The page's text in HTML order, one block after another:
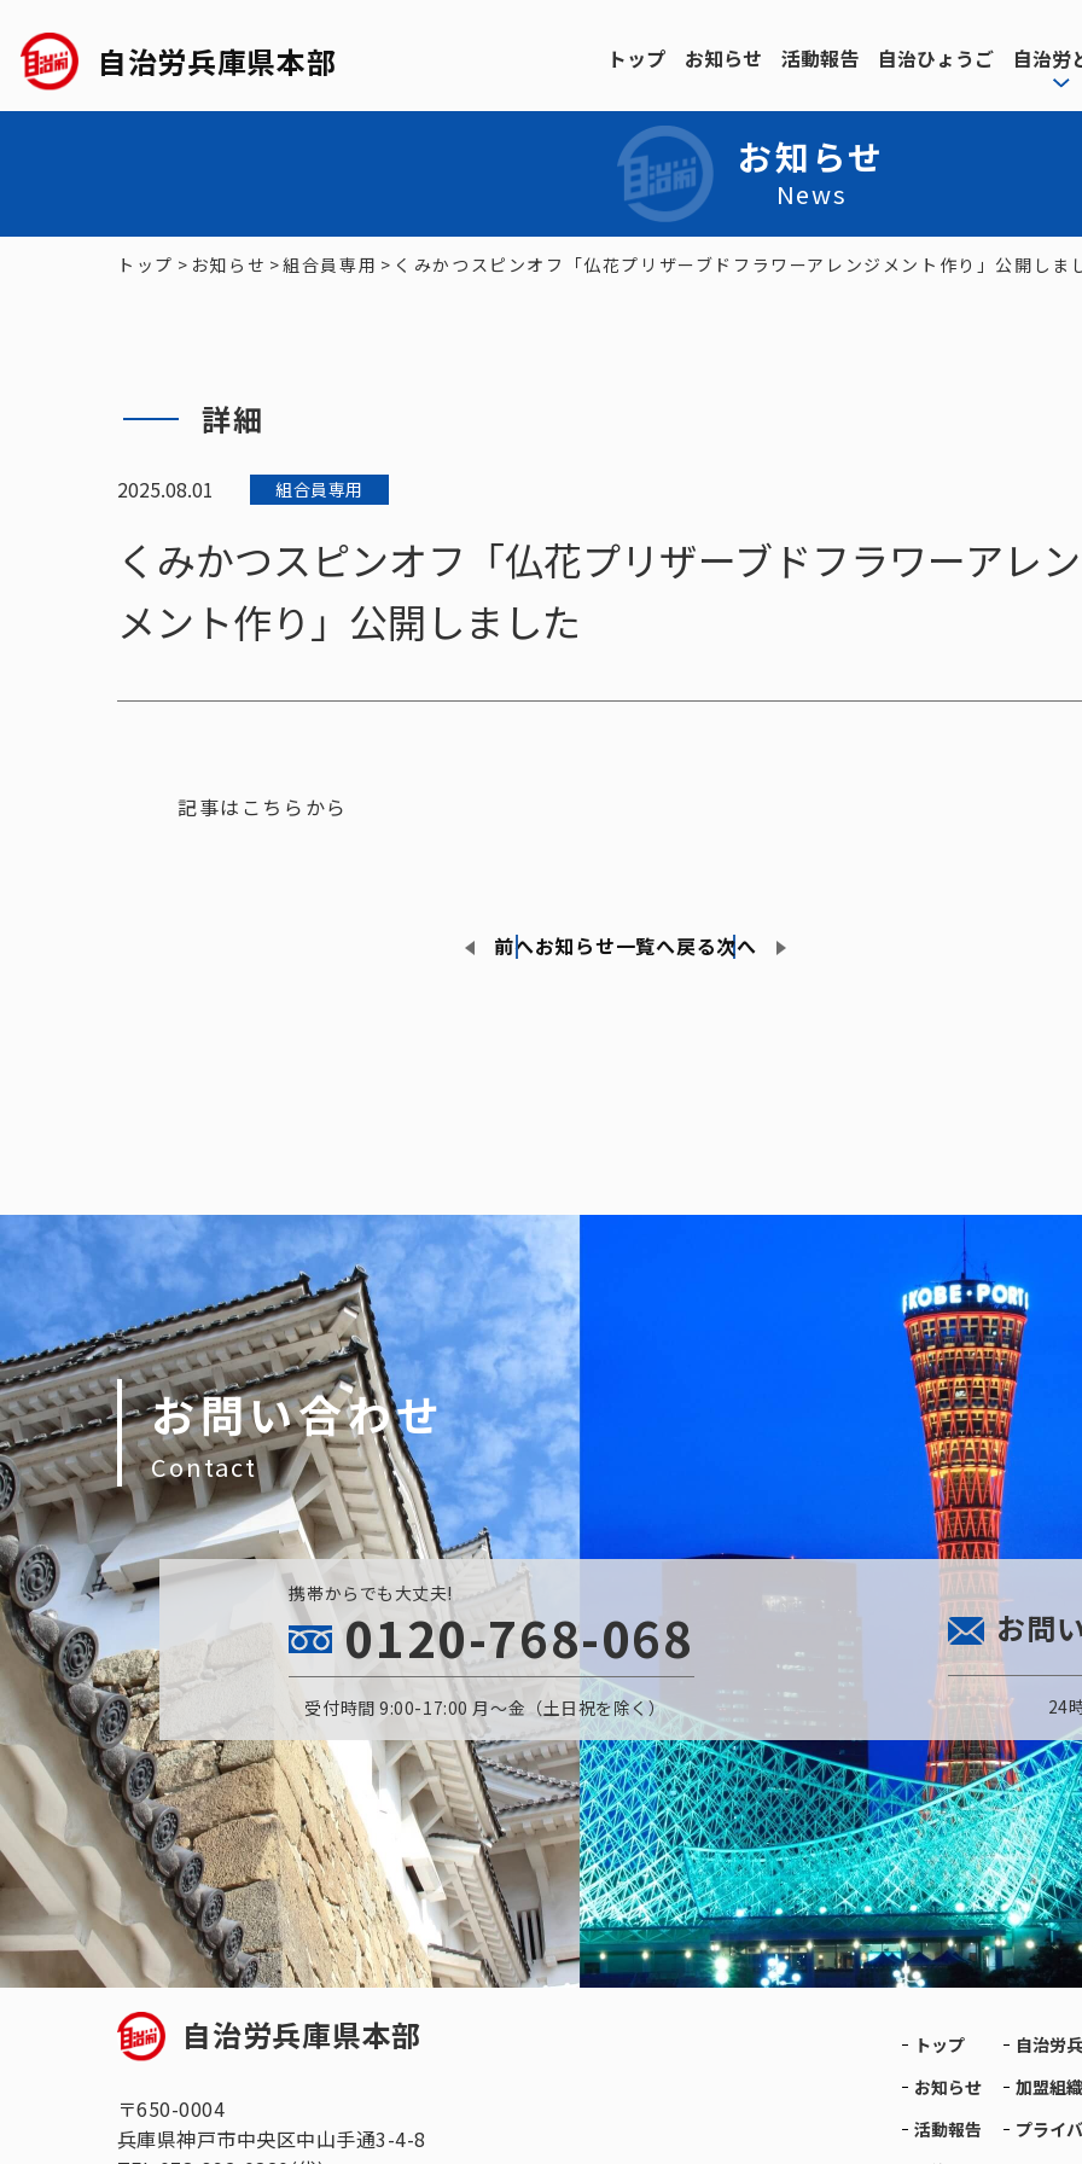
自治労兵庫県本部 トップ お知らせ 活動報告 自治ひょうご 自治労
お知らせ
News
トップ > お知らせ >組合員専用 > くみかつスピンオフ「仏花プリザーブドフラワーアレンジメント作り」公開しま
詳細
2025.08.01 組合員専用
くみかつスピンオフ「仏花プリザーブドフラワーアレ
メント作り」公開しました
記事はこちらから
前へお知らせ一覧へ戻る次へ
お問い合わせ
Contact
携帯からでも大丈夫!
0120-768-068
受付時間 9:00-17:00 月〜金（土日祝を除く）
お問
24
自治労兵庫県本部
〒650-0004
兵庫県神戸市中央区中山手通3-4-8
トップ
お知らせ
活動報告
自治労
加盟組
プライ